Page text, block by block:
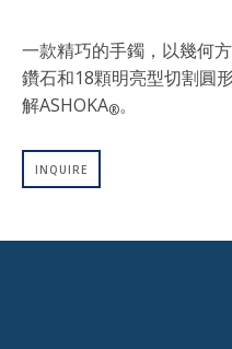
手鐲
钟表
吊墜
耳飾
TALISMAN
一款精巧的手鐲，以幾何
鑽石和18顆明亮型切割圓
解ASHOKA®。
INQUIRE